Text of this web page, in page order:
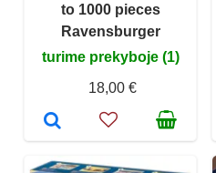
to 1000 pieces
Ravensburger
turime prekyboje (1)
18,00 €